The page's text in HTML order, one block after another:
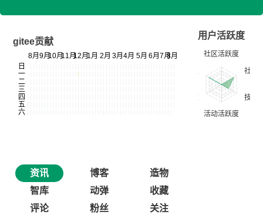
gitee贡献
用户活跃度
资讯 博客
造物
智库
动弹
收藏
评论
粉丝 关注